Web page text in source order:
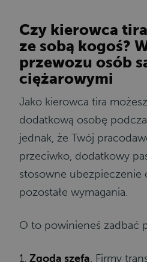
Czy kierowca
ze sobą kogoś?
przewozu osób
ciężarowymi
Jako kierowca tira
dodatkową osobę
jednak, że Twój
przeciwko, dodatkowy
stosowne ubezpieczenie
pozostałe wymagania.
O to powinieneś zadbać
1.Zgoda szefa. Firmy